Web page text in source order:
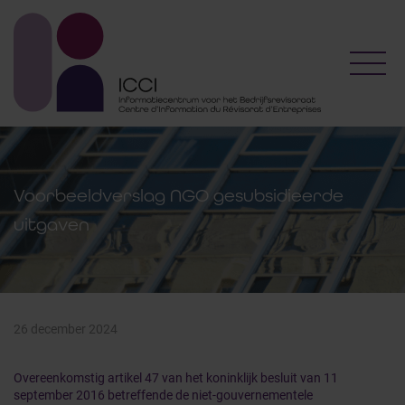
Voorbeeldverslag NGO gesubsidieerde
uitgaven
26 december 2024
Overeenkomstig artikel 47 van het koninklijk besluit van 11
september 2016 betreffende de niet-gouvernementele